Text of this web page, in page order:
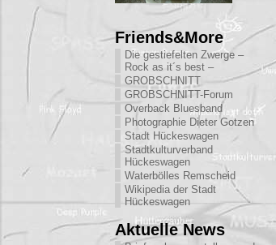
Friends&More
Die gestiefelten Zwerge –
Rock as it´s best –
GROBSCHNITT
GROBSCHNITT-Forum
Overback Bluesband
Photographie Dieter Gotzen
Stadt Hückeswagen
Stadtkulturverband
Hückeswagen
Waterbölles Remscheid
Wikipedia der Stadt
Hückeswagen
Aktuelle News